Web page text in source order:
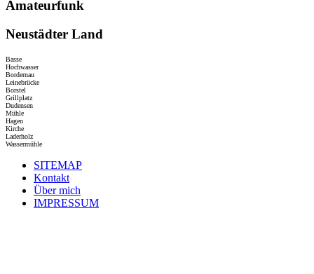
Amateurfunk
Neustädter Land
Basse
Hochwasser
Bordernau
Leinebrücke
Borstel
Grillplatz
Dudensen
Mühle
Hagen
Kirche
Laderholz
Wassermühle
SITEMAP
Kontakt
Über mich
IMPRESSUM